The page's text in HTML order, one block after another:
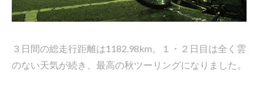
３日間の総走行距離は1182.98km。１・２日目は全く雲
のない天気が続き、最高の秋ツーリングになりました。